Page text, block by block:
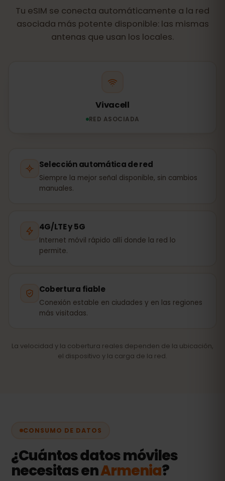
Tu eSIM se conecta automáticamente a la red
asociada más potente disponible: las mismas
antenas que usan los locales.
Vivacell
RED ASOCIADA
Selección automática de red
Siempre la mejor señal disponible, sin cambios
manuales.
4G/LTE y 5G
Internet móvil rápido allí donde la red lo
permite.
Cobertura fiable
Conexión estable en ciudades y en las regiones
más visitadas.
La velocidad y la cobertura reales dependen de la ubicación,
el dispositivo y la carga de la red.
CONSUMO DE DATOS
¿Cuántos datos móviles
necesitas enArmenia?